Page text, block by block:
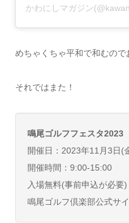
めちゃくちゃ平和で和むので
それではまた！
鳴尾ゴルフフェスタ2023
開催日：2023年11月3日(
開催時間：9:00-15:00
入場無料(事前申込が必要)
鳴尾ゴルフ倶楽部公式サ